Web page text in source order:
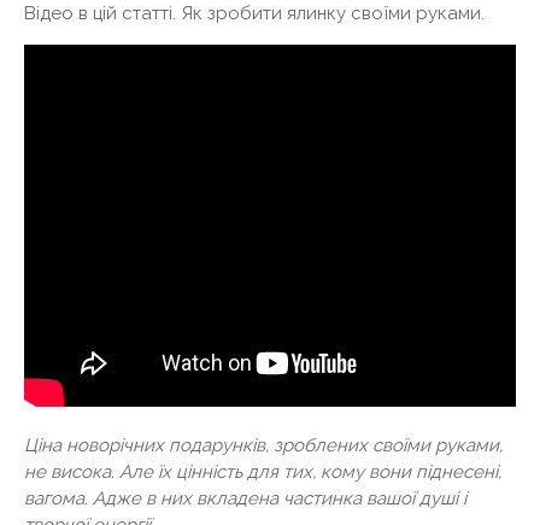
Відео в цій статті. Як зробити ялинку своїми руками.
Ціна новорічних подарунків, зроблених своїми руками,
не висока. Але їх цінність для тих, кому вони піднесені,
вагома. Адже в них вкладена частинка вашої душі і